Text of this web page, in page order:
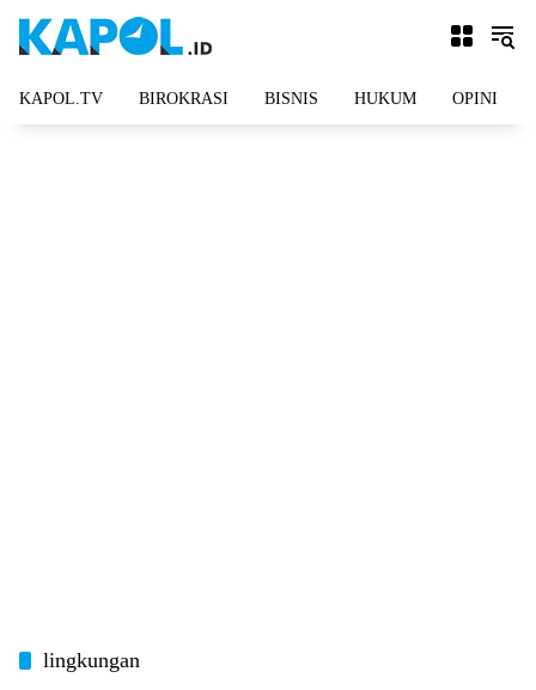
KAPOL.TV BIROKRASI BISNIS HUKUM OPINI
lingkungan